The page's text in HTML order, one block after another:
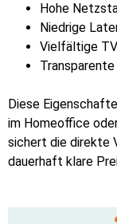
Hohe
Niedrige
Vielfältige
Diese
im Homeoffice
sichert die direkte
dauerhaft klare